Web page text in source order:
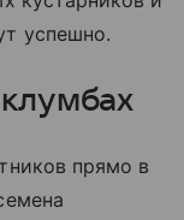
успешно.
прямо в